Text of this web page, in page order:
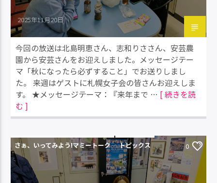
2025年11月20日
今回の放送は北島明恵さん、志和りささん、安芸農
園から安芸さんをお迎えしました。メッセージテー
マ「秋になったら必ずすること」でお送りしまし
た。 来週はゲストに札幌女子会の皆さんお迎えしま
す。 ★メッセージテーマ：『来年まで … [ 続きを読
む ]
さぁ、いってみよう!マミートーク トピックス 0